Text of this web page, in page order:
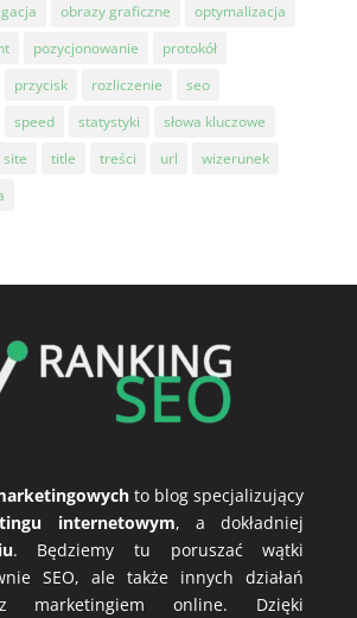
obrazy graficzne
optymalizacja
pozycjonowanie
protokół
przycisk rozliczenie
seo
speed statystyki
słowa kluczowe
title treści url
wizerunek
to blog specjalizujący
internetowym, a dokładniej
. Będziemy tu poruszać wątki
SEO, ale także innych działań
marketingiem online. Dzięki